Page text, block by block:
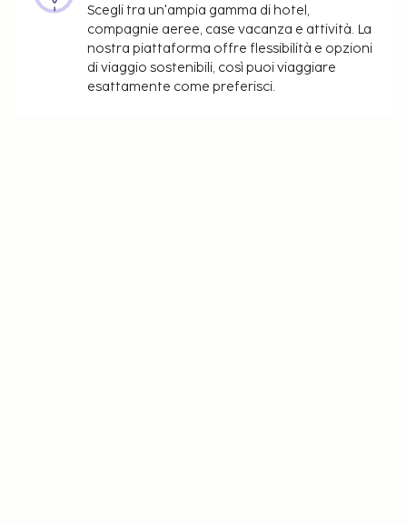
Scegli tra un'ampia gamma di hotel,
compagnie aeree, case vacanza e attività. La
nostra piattaforma offre flessibilità e opzioni
di viaggio sostenibili, così puoi viaggiare
esattamente come preferisci.